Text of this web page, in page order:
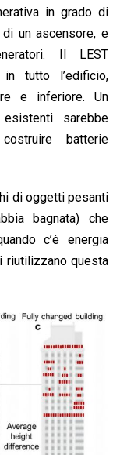
in grado di
un ascensore, e
Il LEST
tutto l’edificio,
e inferiore. Un
sarebbe
batterie
di oggetti pesanti
bagnata) che
c’è energia
riutilizzano questa